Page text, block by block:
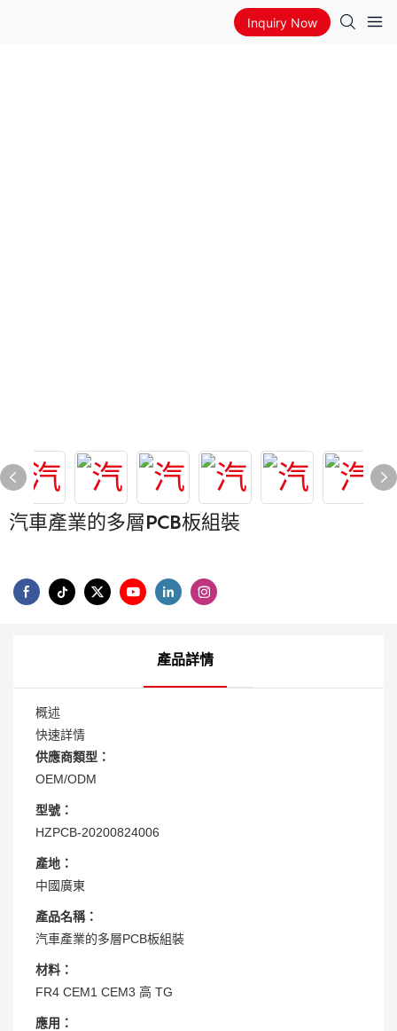
Inquiry Now
汽車產業的多層PCB板組裝
產品詳情
概述
快速詳情
供應商類型：
OEM/ODM
型號：
HZPCB-20200824006
產地：
中國廣東
產品名稱：
汽車產業的多層PCB板組裝
材料：
FR4 CEM1 CEM3 高 TG
應用：